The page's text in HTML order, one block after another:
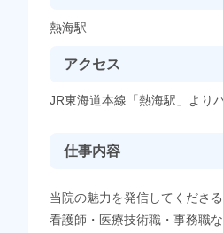
熱海駅
アクセス
JR東海道本線「熱海駅」より
仕事内容
当院の魅力を発信してくださ
看護師・医療技術職・事務職